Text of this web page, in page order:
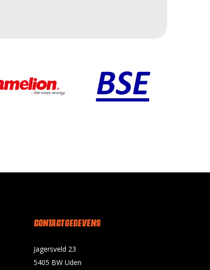
CONTACT GEGEVENS
Jagersveld 23
5405 BW Uden